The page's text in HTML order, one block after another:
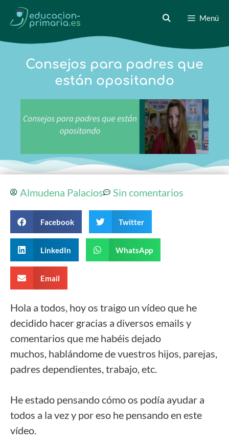
Menú
Consejos para padres que
están opositando
Almudena Palacios Sin comentarios
Facebook Twitter
LinkedIn WhatsApp
Email
Hola a todos, hoy os traigo un vídeo que he
decidido hacer gracias a diversos emails y
comentarios que me habéis dejado
muchos, hablándome de vuestros hijos, parejas,
padres dependientes, trabajo, etc.
He estado pensando cómo os podía ayudar a
todos a la vez y por eso he pensando en este
vídeo.